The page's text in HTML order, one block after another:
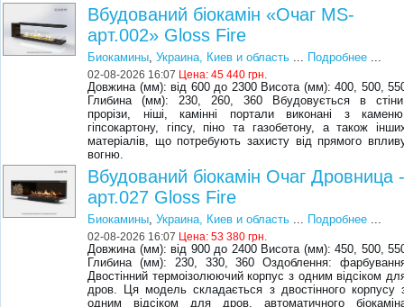
Вбудований біокамін «Очаг MS-
арт.002» Gloss Fire
Биокамины,Украина, Киев и область ... Подробнее ...
02-08-2026 16:07 Цена:45 440 грн.
Довжина (мм): від 600 до 2300 Висота (мм): 400, 500,
Глибина (мм): 230, 260, 360 Вбудовується в
прорізи, ніші, камінні портали виконані з
гіпсокартону, гіпсу, піно та газобетону, а також
матеріалів, що потребують захисту від прямого
вогню.
Вбудований біокамін Очаг Дровница
арт.027 Gloss Fire
Биокамины,Украина, Киев и область ... Подробнее ...
02-08-2026 16:07 Цена:53 380 грн.
Довжина (мм): від 900 до 2400 Висота (мм): 450, 500,
Глибина (мм): 230, 330, 360 Оздоблення:
Двостінний термоізолюючий корпус з одним відсіком
дров. Ця модель складається з двостінного корпусу
одним відсіком для дров, автоматичного